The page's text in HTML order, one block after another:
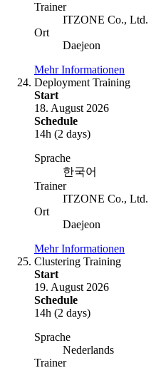
Trainer
ITZONE Co., Ltd.
Ort
Daejeon
Mehr Informationen
Deployment Training
Start
18. August 2026
Schedule
14h (2 days)
Sprache
한국어
Trainer
ITZONE Co., Ltd.
Ort
Daejeon
Mehr Informationen
Clustering Training
Start
19. August 2026
Schedule
14h (2 days)
Sprache
Nederlands
Trainer